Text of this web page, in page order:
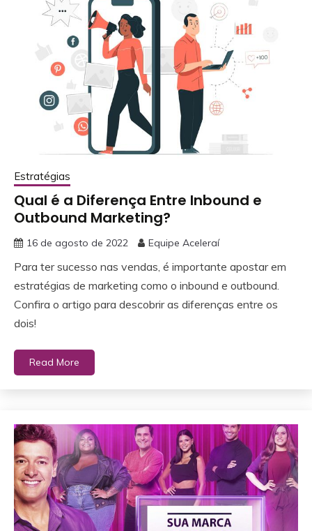
Estratégias
Qual é a Diferença Entre Inbound e
Outbound Marketing?
16 de agosto de 2022 Equipe Aceleraí
Para ter sucesso nas vendas, é importante apostar em
estratégias de marketing como o inbound e outbound.
Confira o artigo para descobrir as diferenças entre os
dois!
Read More